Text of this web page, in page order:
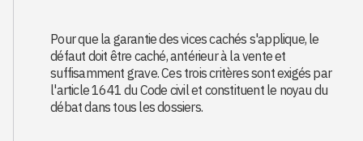
Pour que la garantie des vices cachés s'applique, le
défaut doit être caché, antérieur à la vente et
suffisamment grave. Ces trois critères sont exigés par
l'article 1641 du Code civil et constituent le noyau du
débat dans tous les dossiers.